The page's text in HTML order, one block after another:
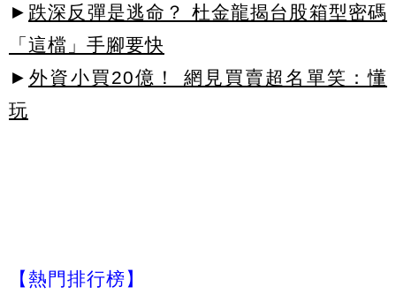
► 跌深反彈是逃命？ 杜金龍揭台股箱型密碼
「這檔」手腳要快
► 外資小買20億！ 網見買賣超名單笑：懂
玩
【熱門排行榜】